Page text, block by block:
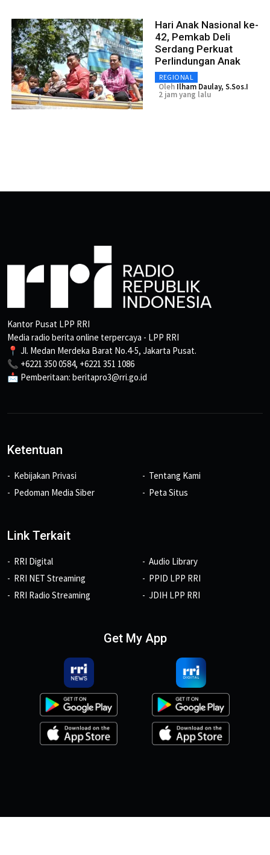
Hari Anak Nasional ke-
42, Pemkab Deli
Serdang Perkuat
Perlindungan Anak
REGIONAL
Oleh Ilham Daulay, S.Sos.I
2 jam yang lalu
Kantor Pusat LPP RRI
Media radio berita online terpercaya - LPP RRI
📍 Jl. Medan Merdeka Barat No.4-5, Jakarta Pusat.
📞 +6221 350 0584, +6221 351 1086
📩 Pemberitaan: beritapro3@rri.go.id
Ketentuan
Kebijakan Privasi
Pedoman Media Siber
Tentang Kami
Peta Situs
Link Terkait
RRI Digital
RRI NET Streaming
RRI Radio Streaming
Audio Library
PPID LPP RRI
JDIH LPP RRI
Get My App